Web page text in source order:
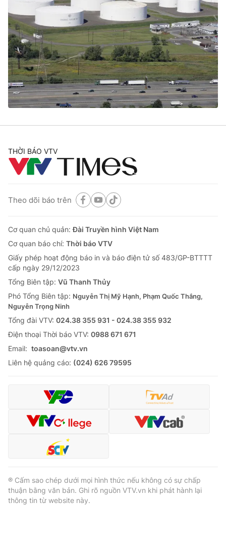
THỜI BÁO VTV
Theo dõi báo trên
Cơ quan chủ quản:Đài Truyền hình Việt Nam
Cơ quan báo chí: Thời báo VTV
Giấy phép hoạt động báo in và báo điện tử số 483/GP-BTTTT
cấp ngày 29/12/2023
Tổng Biên tập: Vũ Thanh Thủy
Phó Tổng Biên tập: Nguyễn Thị Mỹ Hạnh, Phạm Quốc Thắng,
Nguyễn Trọng Ninh
Tổng đài VTV: 024.38 355 931 - 024.38 355 932
Ðiện thoại Thời báo VTV: 0988 671 671
Email: toasoan@vtv.vn
Liên hệ quảng cáo: (024) 626 79595
® Cấm sao chép dưới mọi hình thức nếu không có sự chấp
thuận bằng văn bản. Ghi rõ nguồn VTV.vn khi phát hành lại
thông tin từ website này.